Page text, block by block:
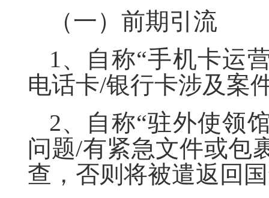
（一）前期引流
1、自称“手机卡运
电话卡/银行卡涉及案
2、自称“驻外使领
问题/有紧急文件或包
查，否则将被遣返回